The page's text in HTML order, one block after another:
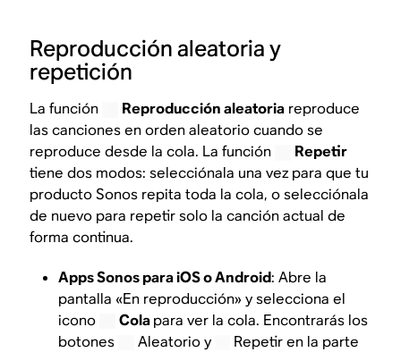
Reproducción aleatoria y
repetición
La función Reproducción aleatoriareproduce
las canciones en orden aleatorio cuando se
reproduce desde la cola. La función
Repetir
tiene dos modos: selecciónala una vez para que tu
producto Sonos repita toda la cola, o selecciónala
de nuevo para repetir solo la canción actual de
forma continua.
Apps Sonos para iOS o Android: Abre la
pantalla «En reproducción» y selecciona el
icono
Colapara ver la cola. Encontrarás los
botones
Aleatorio y
Repetir en la parte